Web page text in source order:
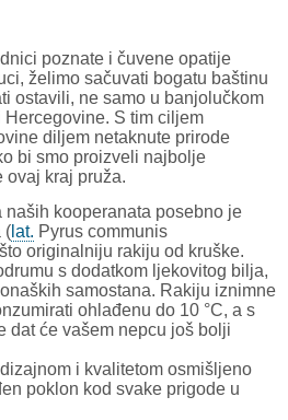
poznate i čuvene opatije
želimo sačuvati bogatu baštinu
ostavili, ne samo u banjolučkom
S tim ciljem
diljem netaknute prirode
bi smo proizveli najbolje
ovaj kraj pruža.
naših kooperanata posebno je
( lat. Pyrus communis
originalniju rakiju od kruške.
s dodatkom ljekovitog bilja,
samostana. Rakiju iznimne
ohlađenu do 10 °C, a s
dat će vašem nepcu još bolji
i kvalitetom osmišljeno
poklon kod svake prigode u